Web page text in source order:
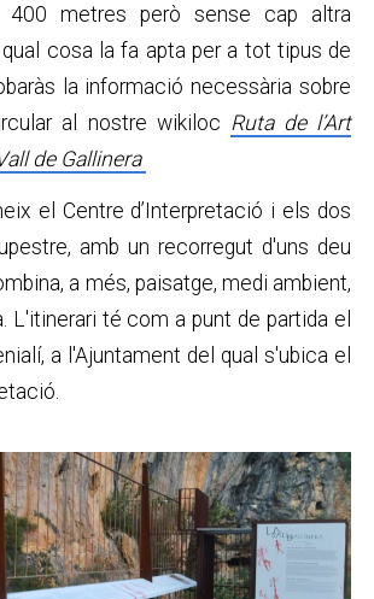
400 metres però sense cap altra
cosa la fa apta per a tot tipus de
la informació necessària sobre
al nostre wikiloc Ruta de l’Art
de Gallinera
el Centre d’Interpretació i els dos
amb un recorregut d'uns deu
a més, paisatge, medi ambient,
L'itinerari té com a punt de partida el
a l'Ajuntament del qual s'ubica el